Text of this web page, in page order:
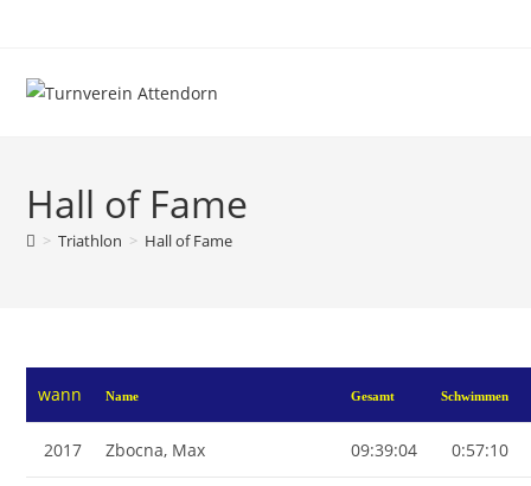
Hall of Fame
> Triathlon > Hall of Fame
wann Name Gesamt Schwimmen
2017 Zbocna, Max 09:39:04 0:57:10